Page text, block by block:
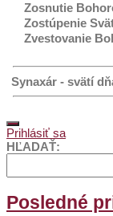
Zosnutie
Zostúpenie
Zvestovanie
Synaxár - svätí
Prihlásiť sa
HĽADAŤ:
Posledné